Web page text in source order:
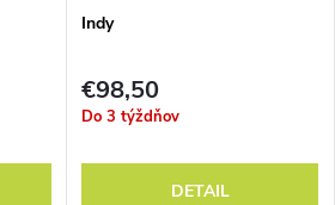
Indy
€98,50
Do 3 týždňov
DETAIL